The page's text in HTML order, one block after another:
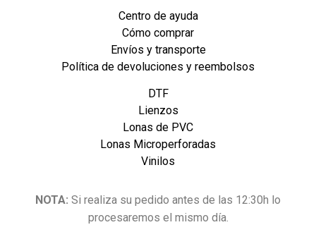
Centro de ayuda
Cómo comprar
Envíos y transporte
Política de devoluciones y reembolsos
DTF
Lienzos
Lonas de PVC
Lonas Microperforadas
Vinilos
NOTA: Si realiza su pedido antes de las 12:30h lo
procesaremos el mismo día.